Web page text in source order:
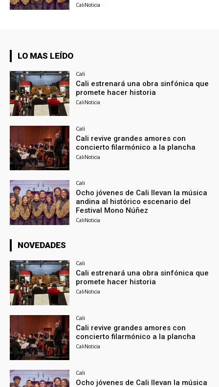
CaliNoticia -
LO MAS LEÍDO
Cali
Cali estrenará una obra sinfónica que
promete hacer historia
CaliNoticia -
Cali
Cali revive grandes amores con
concierto filarmónico a la plancha
CaliNoticia -
Cali
Ocho jóvenes de Cali llevan la música
andina al histórico escenario del
Festival Mono Núñez
CaliNoticia -
NOVEDADES
Cali
Cali estrenará una obra sinfónica que
promete hacer historia
CaliNoticia -
Cali
Cali revive grandes amores con
concierto filarmónico a la plancha
CaliNoticia -
Cali
Ocho jóvenes de Cali llevan la música